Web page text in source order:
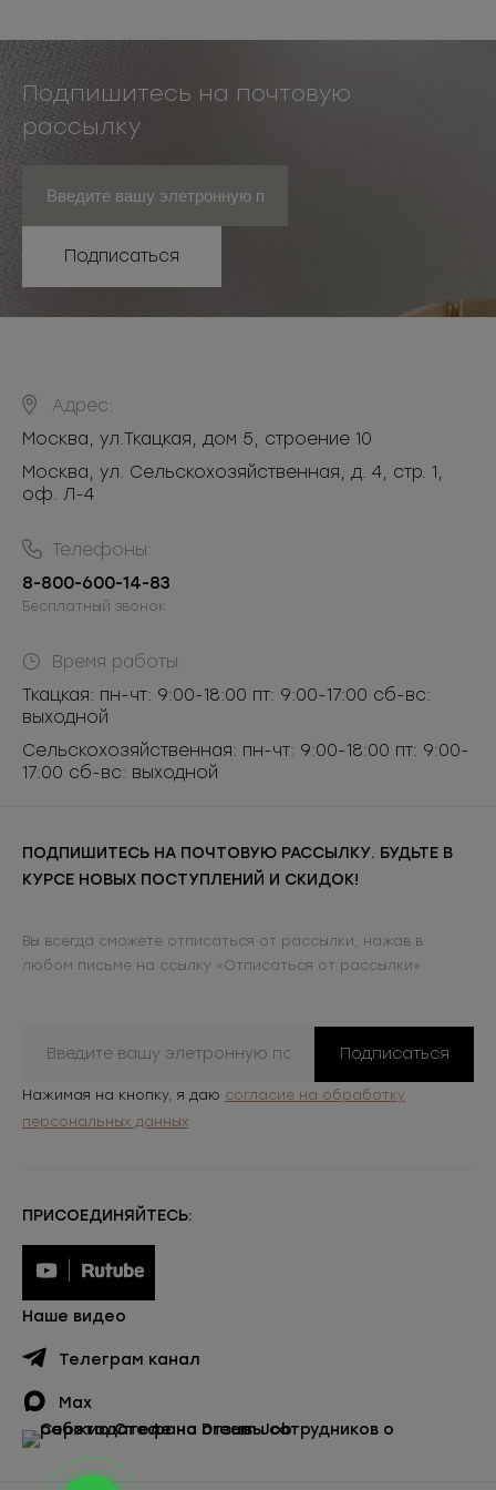
Подпишитесь на почтовую
рассылку
Подписаться
Адрес:
Москва, ул.Ткацкая, дом 5, строение 10
Москва, ул. Сельскохозяйственная, д. 4, стр. 1,
оф. Л-4
Телефоны:
8-800-600-14-83
Бесплатный звонок
Время работы:
Ткацкая: пн-чт: 9:00-18:00 пт: 9:00-17:00 сб-вс:
выходной
Сельскохозяйственная: пн-чт: 9:00-18:00 пт: 9:00-
17:00 сб-вс: выходной
ПОДПИШИТЕСЬ НА ПОЧТОВУЮ РАССЫЛКУ. БУДЬТЕ В
КУРСЕ НОВЫХ ПОСТУПЛЕНИЙ И СКИДОК!
Вы всегда сможете отписаться от рассылки, нажав в
любом письме на ссылку «Отписаться от рассылки»
Подписаться
Нажимая на кнопку, я даю согласие на обработку
персональных данных
ПРИСОЕДИНЯЙТЕСЬ:
Наше видео
Телеграм канал
Max